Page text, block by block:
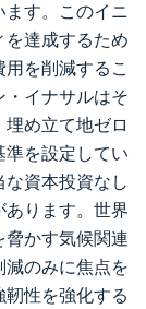
ます。このイニ
を達成するため
を削減するこ
・イナサルはそ
め立て地ゼロ
を設定してい
資本投資なし
ります。世界
かす気候関連
減のみに焦点を
性を強化する